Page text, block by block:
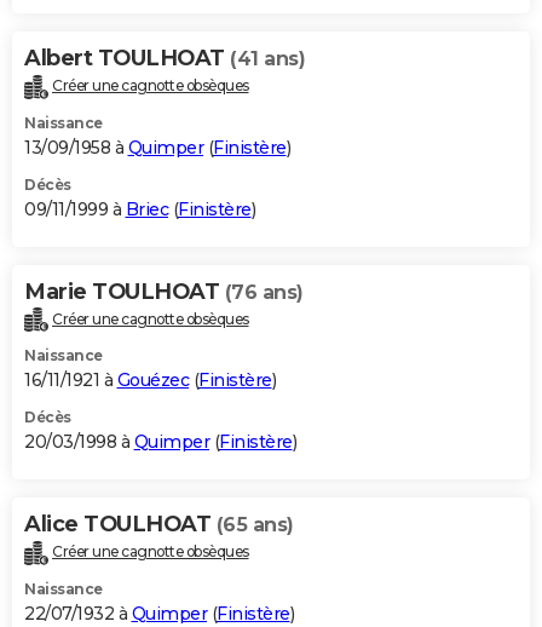
Albert TOULHOAT (41 ans)
Créer une cagnotte obsèques
Naissance
13/09/1958 à Quimper(Finistère)
Décès
09/11/1999 à Briec(Finistère)
Marie TOULHOAT (76 ans)
Créer une cagnotte obsèques
Naissance
16/11/1921 à Gouézec(Finistère)
Décès
20/03/1998 à Quimper(Finistère)
Alice TOULHOAT (65 ans)
Créer une cagnotte obsèques
Naissance
22/07/1932 à Quimper(Finistère)